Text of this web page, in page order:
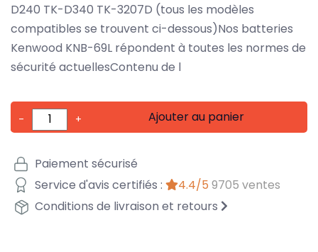
D240 TK-D340 TK-3207D (tous les modèles
compatibles se trouvent ci-dessous)Nos batteries
Kenwood KNB-69L répondent à toutes les normes de
sécurité actuellesContenu de l
- + Ajouter au panier
Paiement sécurisé
Service d'avis certifiés :
4.4/5 9705 ventes
Conditions de livraison et retours